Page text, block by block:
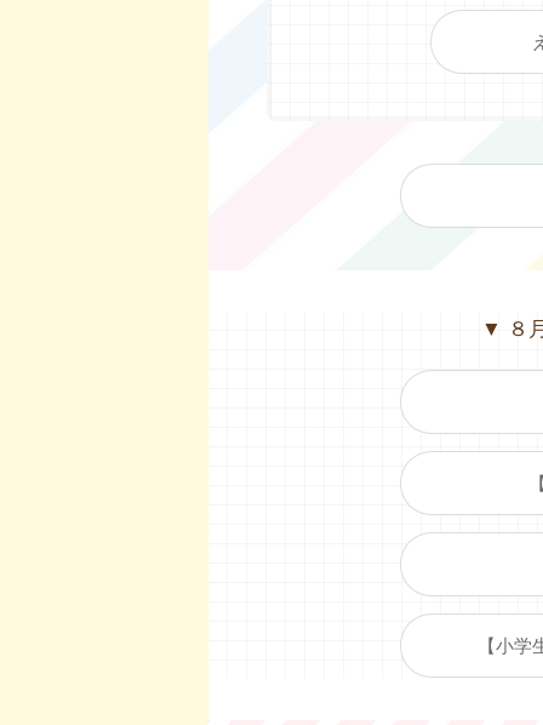
▼ ８
【小